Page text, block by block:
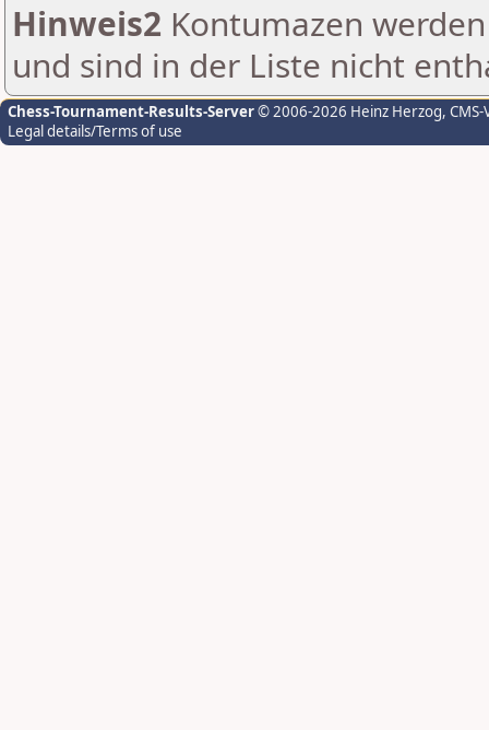
Hinweis2 Kontumazen
und sind in der Liste nicht
Chess-Tournament-Results-Server© 2006-2026 Heinz Herzog,
Legal details/Terms of use